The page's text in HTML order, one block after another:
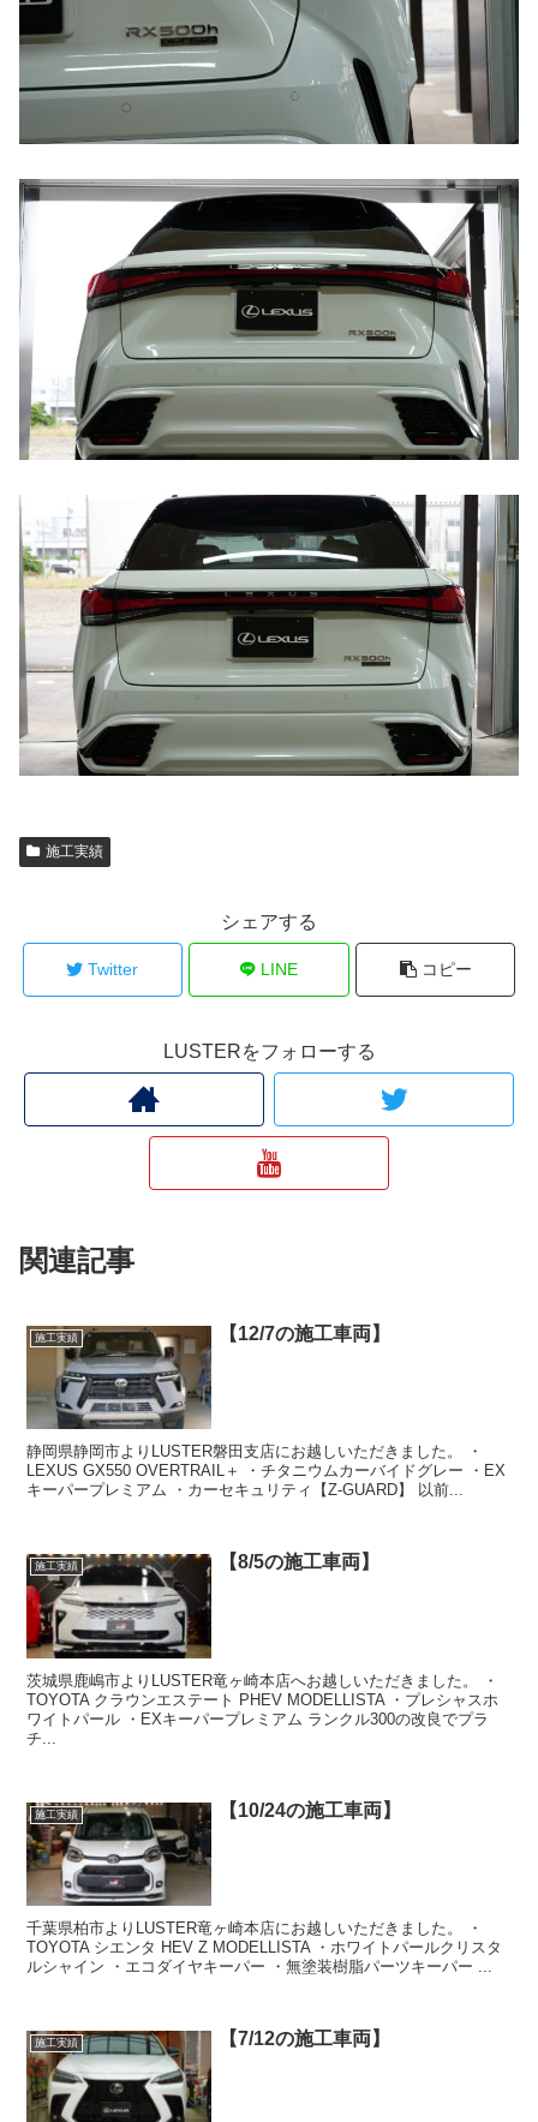
施工実績
シェアする
Twitter LINE コピー
LUSTERをフォローする
関連記事
施工実績 【12/7の施工車両】
静岡県静岡市よりLUSTER磐田支店にお越しいただきました。 ・
LEXUS GX550 OVERTRAIL＋ ・チタニウムカーバイドグレー ・EX
キーパープレミアム ・カーセキュリティ【Z-GUARD】 以前...
施工実績 【8/5の施工車両】
茨城県鹿嶋市よりLUSTER竜ヶ崎本店へお越しいただきました。 ・
TOYOTA クラウンエステート PHEV MODELLISTA ・プレシャスホ
ワイトパール ・EXキーパープレミアム ランクル300の改良でプラ
チ...
施工実績 【10/24の施工車両】
千葉県柏市よりLUSTER竜ヶ崎本店にお越しいただきました。 ・
TOYOTA シエンタ HEV Z MODELLISTA ・ホワイトパールクリスタ
ルシャイン ・エコダイヤキーパー ・無塗装樹脂パーツキーパー ...
施工実績 【7/12の施工車両】